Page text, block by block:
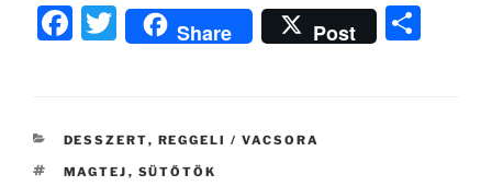
F
e
b
T
w
er
Share Post
KATEGÓRIÁK
DESSZERT, REGGELI / VACSORA
CÍMKÉK
MAGTEJ , SÜTŐTÖK